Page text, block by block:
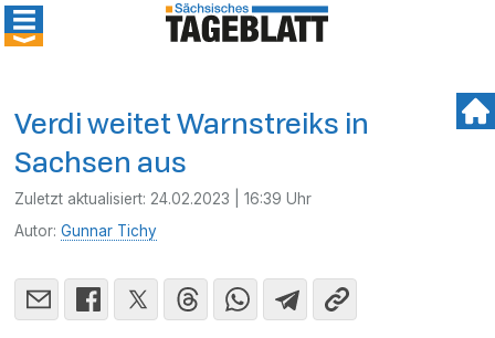
Verdi weitet Warnstreiks in
Sachsen aus
Zuletzt aktualisiert: 24.02.2023 | 16:39 Uhr
Autor:Gunnar Tichy